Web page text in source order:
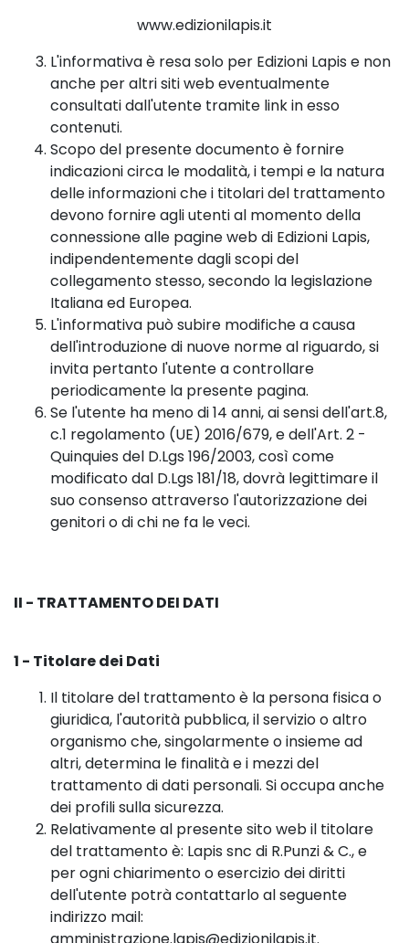
www.edizionilapis.it
L'informativa è resa solo per Edizioni Lapis e non
anche per altri siti web eventualmente
consultati dall'utente tramite link in esso
contenuti.
Scopo del presente documento è fornire
indicazioni circa le modalità, i tempi e la natura
delle informazioni che i titolari del trattamento
devono fornire agli utenti al momento della
connessione alle pagine web di Edizioni Lapis,
indipendentemente dagli scopi del
collegamento stesso, secondo la legislazione
Italiana ed Europea.
L'informativa può subire modifiche a causa
dell'introduzione di nuove norme al riguardo, si
invita pertanto l'utente a controllare
periodicamente la presente pagina.
Se l'utente ha meno di 14 anni, ai sensi dell'art.8,
c.1 regolamento (UE) 2016/679, e dell'Art. 2 -
Quinquies del D.Lgs 196/2003, così come
modificato dal D.Lgs 181/18, dovrà legittimare il
suo consenso attraverso l'autorizzazione dei
genitori o di chi ne fa le veci.
II - TRATTAMENTO DEI DATI
1 - Titolare dei Dati
Il titolare del trattamento è la persona fisica o
giuridica, l'autorità pubblica, il servizio o altro
organismo che, singolarmente o insieme ad
altri, determina le finalità e i mezzi del
trattamento di dati personali. Si occupa anche
dei profili sulla sicurezza.
Relativamente al presente sito web il titolare
del trattamento è: Lapis snc di R.Punzi & C., e
per ogni chiarimento o esercizio dei diritti
dell'utente potrà contattarlo al seguente
indirizzo mail: